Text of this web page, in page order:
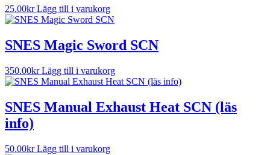
25.00kr Lägg till i varukorg
SNES Magic Sword SCN
350.00kr Lägg till i varukorg
SNES Manual Exhaust Heat SCN (läs
info)
50.00kr Lägg till i varukorg